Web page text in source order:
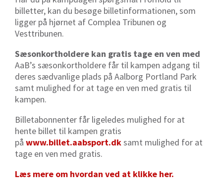
billetter, kan du besøge billetinformationen, som
ligger på hjørnet af Complea Tribunen og
Vesttribunen.
Sæsonkortholdere kan gratis tage en ven med
AaB’s sæsonkortholdere får til kampen adgang til
deres sædvanlige plads på Aalborg Portland Park
samt mulighed for at tage en ven med gratis til
kampen.
Billetabonnenter får ligeledes mulighed for at
hente billet til kampen gratis
på www.billet.aabsport.dksamt mulighed for at
tage en ven med gratis.
Læs mere om hvordan ved at klikke her.